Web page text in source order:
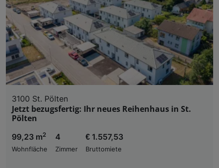
3100 St. Pölten
Jetzt bezugsfertig: Ihr neues Reihenhaus in St.
Pölten
99,23 m2
Wohnfläche
4
Zimmer
€ 1.557,53
Bruttomiete